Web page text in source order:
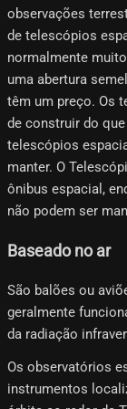
observações
de telescópios
normalmente
uma abertura
têm um preço. Os
de construir do
telescópios
manter. O
ônibus espacial,
não podem ser
Baseado no ar
São balões ou
geralmente
da radiação
Os observatórios
instrumentos